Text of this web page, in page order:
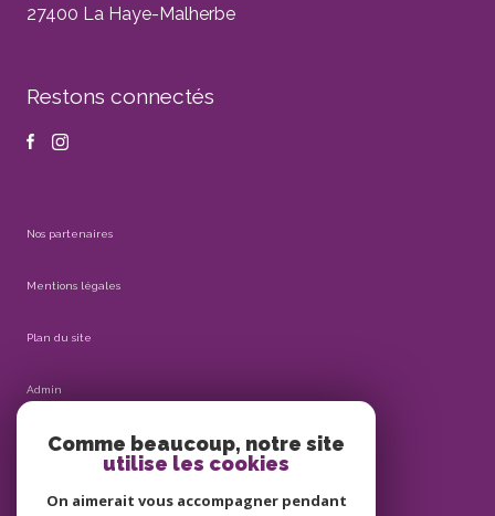
27400 La Haye-Malherbe
Restons connectés
Nos partenaires
Mentions légales
Plan du site
Admin
Nos honoraires
Politique RGPD
Comme beaucoup, notre site
utilise les cookies
On aimerait vous accompagner pendant